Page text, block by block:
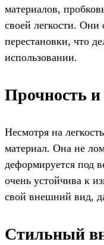
материалов,
своей легкости. Они
перестановки, что
использовании.
Прочность и
Несмотря на
материал. Она не
деформируется под
очень устойчива к
свой внешний вид,
Стильный